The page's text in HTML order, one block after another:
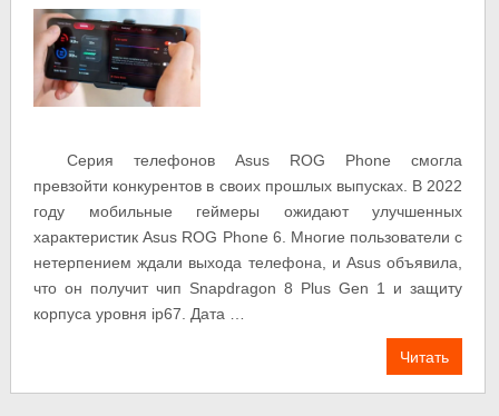
Серия телефонов Asus ROG Phone смогла
превзойти конкурентов в своих прошлых выпусках. В 2022
году мобильные геймеры ожидают улучшенных
характеристик Asus ROG Phone 6. Многие пользователи с
нетерпением ждали выхода телефона, и Asus объявила,
что он получит чип Snapdragon 8 Plus Gen 1 и защиту
корпуса уровня ip67. Дата …
Читать